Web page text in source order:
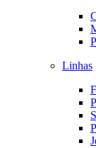
Linhas